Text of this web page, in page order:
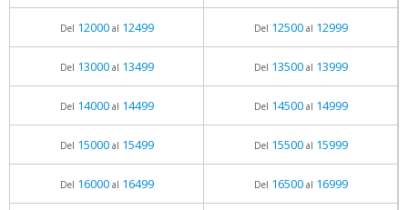
Del 12000al 12499 Del 12500al 12999
Del 13000al 13499 Del 13500al 13999
Del 14000al 14499 Del 14500al 14999
Del 15000al 15499 Del 15500al 15999
Del 16000al 16499 Del 16500al 16999